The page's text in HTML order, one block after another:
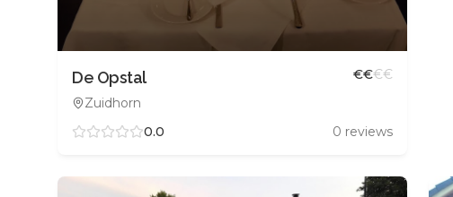
De Opstal
Zuidhorn
€€€€
0.0 0 reviews